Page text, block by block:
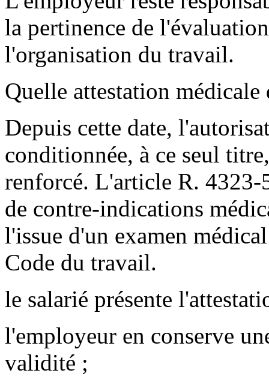
la pertinence de
l'organisation du travail.
Quelle attestation
Depuis cette date,
conditionnée, à ce seul
renforcé. L'article R. 4323-
de contre-indications
l'issue d'un examen
Code du travail.
le salarié présente
l'employeur en conserve
validité ;